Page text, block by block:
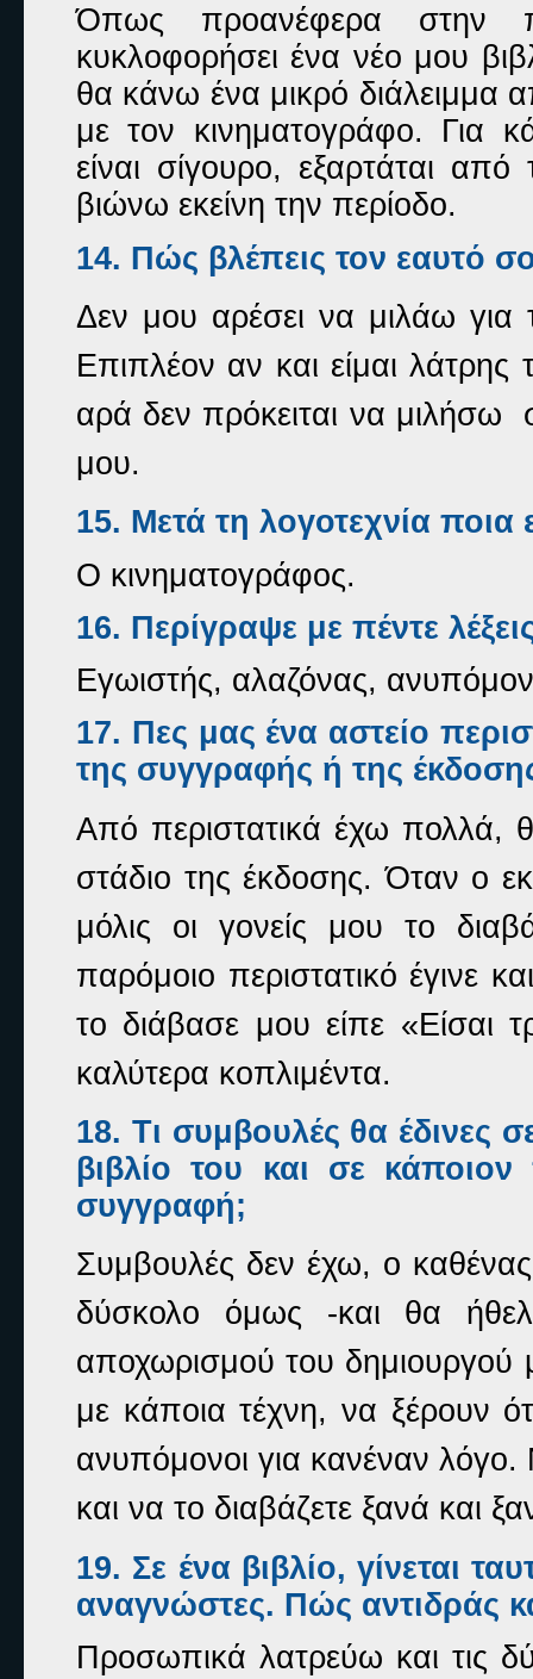
Όπως προανέφερα στην
κυκλοφορήσει ένα νέο μου
θα κάνω ένα μικρό διάλειμμα
με τον κινηματογράφο. Για
είναι σίγουρο, εξαρτάται
βιώνω εκείνη την περίοδο.
14. Πώς βλέπεις τον εαυτό
Δεν μου αρέσει να μιλάω για
Επιπλέον αν και είμαι λάτρης
αρά δεν πρόκειται να μιλήσω
μου.
15. Μετά τη λογοτεχνία
Ο κινηματογράφος.
16. Περίγραψε με πέντε
Εγωιστής, αλαζόνας,
17. Πες μας ένα αστείο
της συγγραφής ή της
Από περιστατικά έχω πολλά,
στάδιο της έκδοσης. Όταν ο
μόλις οι γονείς μου το
παρόμοιο περιστατικό έγινε
το διάβασε μου είπε «Είσαι
καλύτερα κοπλιμέντα.
18. Τι συμβουλές θα έδινες
βιβλίο του και σε
συγγραφή;
Συμβουλές δεν έχω, ο
δύσκολο όμως -και θα
αποχωρισμού του δημιουργού
με κάποια τέχνη, να ξέρουν
ανυπόμονοι για κανέναν λόγο.
και να το διαβάζετε ξανά και
19. Σε ένα βιβλίο, γίνεται
αναγνώστες. Πώς αντιδράς
Προσωπικά λατρεύω και τις